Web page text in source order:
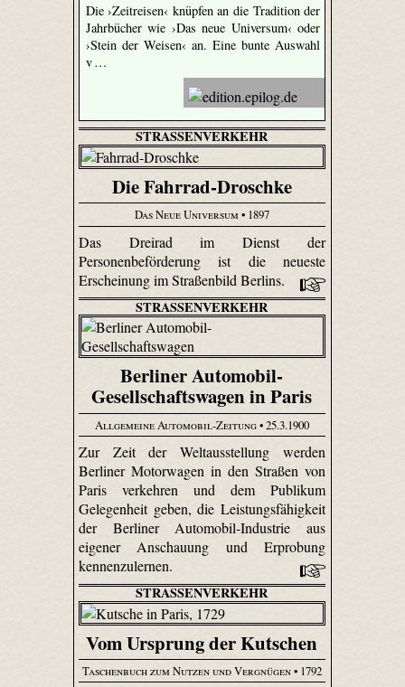
Die ›Zeitreisen‹ knüpfen an die Tradition der
Jahrbücher wie ›Das neue Universum‹ oder
›Stein der Weisen‹ an. Eine bunte Auswahl
v …
STRASSENVERKEHR
Die Fahrrad-Droschke
Das Neue Universum • 1897
Das Dreirad im Dienst der
Personenbeförderung ist die neueste
Erscheinung im Straßenbild Berlins.
STRASSENVERKEHR
Berliner Automobil-
Gesellschaftswagen in Paris
Allgemeine Automobil-Zeitung• 25.3.1900
Zur Zeit der Weltausstellung werden
Berliner Motorwagen in den Straßen von
Paris verkehren und dem Publikum
Gelegenheit geben, die Leistungsfähigkeit
der Berliner Automobil-Industrie aus
eigener Anschauung und Erprobung
kennenzulernen.
STRASSENVERKEHR
Vom Ursprung der Kutschen
Taschenbuch zum Nutzen und Vergnügen• 1792